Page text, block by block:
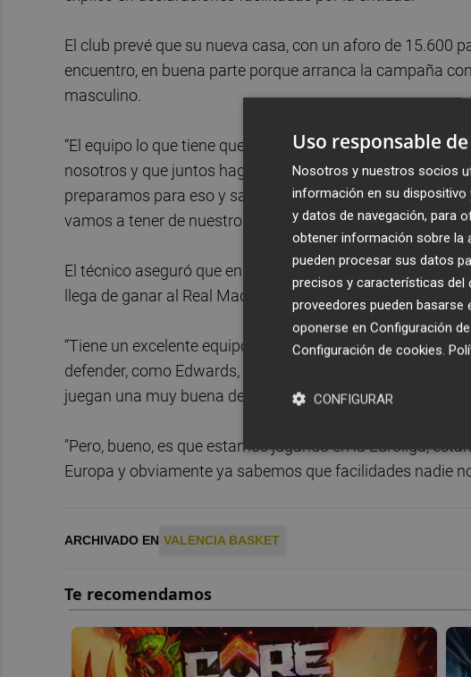
El club prevé que su nueva casa, con un aforo de 15.600
encuentro, en buena parte porque arranca la campaña
masculino.
“El equipo lo que tiene que hacer es darles una energía
nosotros y que juntos hagamos una muy buena
preparamos para eso y sabemos que si les damos a
vamos a tener de nuestro lado”, señaló.
El técnico aseguró que en esta Euroliga "todos los rivales
llega de ganar al Real Madrid en la primera jornada.
“Tiene un excelente equipo, con jugadores muy físicos
defender, como Edwards, Vildoza, Pajola o Morgan. Son
juegan una muy buena defensa y evidentemente es un
"Pero, bueno, es que estamos jugando en la Euroliga,
Europa y obviamente ya sabemos que facilidades nadie
ARCHIVADO EN VALENCIA BASKET
Uso responsable
Nosotros y nuestros socios
información en su dispositivo
y datos de navegación, para
obtener información sobre la
pueden procesar sus datos
precisos y características del
proveedores pueden basarse
oponerse en Configuración
Configuración de cookies.
CONFIGURAR